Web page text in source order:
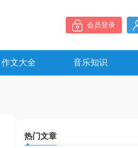
会员登录
作文大全 音乐知识
热门文章